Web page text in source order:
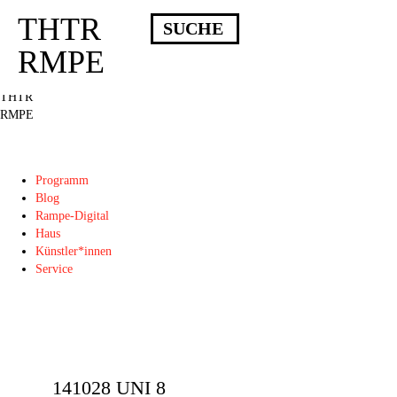
Deprecated : Die Funktion post_permalink ist seit Version 4.4.0 veraltet!
Verwende stattdessen get_permalink(). in
/homepages/10/d43051023/htdocs/wordpress/wp-includes/functions.php
THTR
RMPE
Programm
Blog
Rampe-Digital
Haus
Künstler*innen
Service
THTR
RMPE
141028 UNI 8